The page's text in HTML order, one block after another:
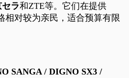
ラ和ZTE等。它们在提供
相对较为亲民，适合预算有限
SANGA / DIGNO SX3 /